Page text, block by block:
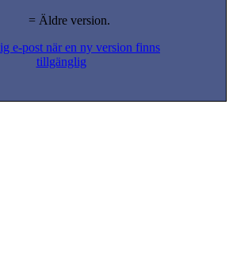
= Äldre version.
e-post när en ny version finns
tillgänglig